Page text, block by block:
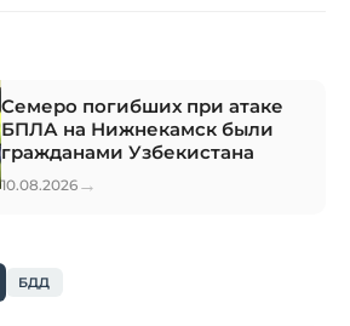
Семеро погибших при атаке
БПЛА на Нижнекамск были
гражданами Узбекистана
10.08.2026 →
БДД